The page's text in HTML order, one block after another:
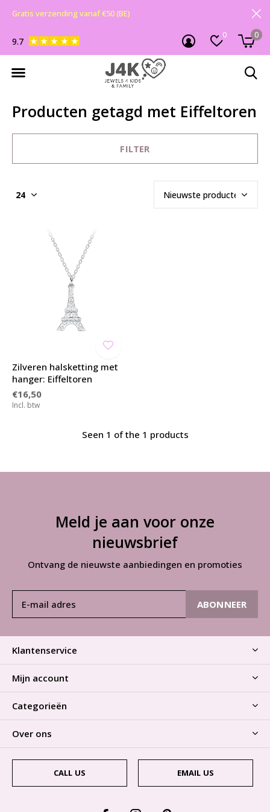
0 0
9.7
Gratis verzending vanaf €50 (BE)
Producten getagd met Eiffeltoren
FILTER
Zilveren halsketting met
hanger: Eiffeltoren
€16,50
Incl. btw
Seen 1 of the 1 products
Meld je aan voor onze
nieuwsbrief
Ontvang de nieuwste aanbiedingen en promoties
ABONNEER
Klantenservice
Mijn account
Categorieën
Over ons
CALL US EMAIL US